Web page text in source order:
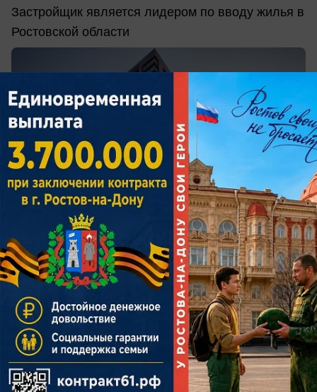
Застройщик является лидером по вводу жилья в
Ростовской области
сегодня в 09:00 0
Общество
В Ростове 9 августа жара сохранится до
+36 градусов
О погоде на воскресенье